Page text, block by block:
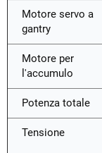
Motore servo a
gantry
Motore per
l'accumulo
Potenza totale
Tensione